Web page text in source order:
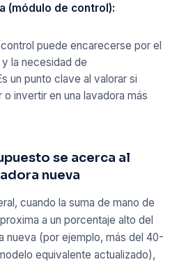
(módulo de control):
puede encarecerse por el
la necesidad de
un punto clave al valorar si
invertir en una lavadora más
se acerca al
nueva
cuando la suma de mano de
a un porcentaje alto del
nueva (por ejemplo, más del 40-
equivalente actualizado),